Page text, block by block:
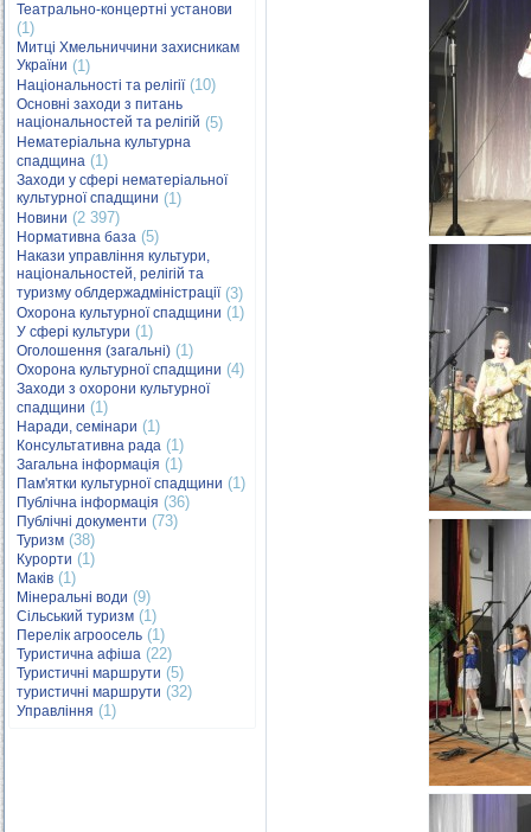
Театрально-концертні установи
(1)
Митці Хмельниччини захисникам
України (1)
Національності та релігії(10)
Основні заходи з питань
національностей та релігій (5)
Нематеріальна культурна
спадщина (1)
Заходи у сфері нематеріальної
культурної спадщини (1)
Новини (2 397)
Нормативна база (5)
Накази управління культури,
національностей, релігій та
туризму облдержадміністрації(3)
Охорона культурної спадщини (1)
У сфері культури (1)
Оголошення (загальні) (1)
Охорона культурної спадщини (4)
Заходи з охорони культурної
спадщини (1)
Наради, семінари (1)
Консультативна рада (1)
Загальна інформація (1)
Пам'ятки культурної спадщини (1)
Публічна інформація (36)
Публічні документи (73)
Туризм (38)
Курорти (1)
Маків (1)
Мінеральні води (9)
Сільський туризм (1)
Перелік агроосель (1)
Туристична афіша (22)
Туристичні маршрути (5)
туристичні маршрути (32)
Управління (1)